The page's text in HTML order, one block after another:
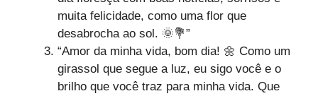
muita felicidade, como uma flor que
desabrocha ao sol. 🌞💐”
“Amor da minha vida, bom dia! 🌼 Como um
girassol que segue a luz, eu sigo você e o
brilho que você traz para minha vida. Que